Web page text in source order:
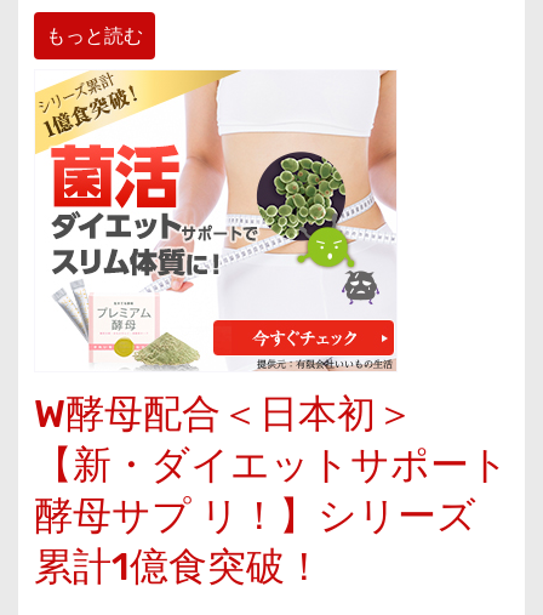
もっと読む
W酵母配合＜日本初＞
【新・ダイエットサポート
酵母サプ リ！】シリーズ
累計1億食突破！